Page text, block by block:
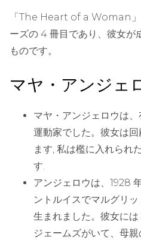
「The Heart of a Woman」
ーズの 4 冊目であり、彼女が
ものです。
マヤ・アンジェ
マヤ・アンジェロウは
運動家でした。彼女は
ます, 私は檻に入れられ
す.
アンジェロウは、1928
ントルイスでマルグリ
生まれました。彼女に
ジェームズがいて、母